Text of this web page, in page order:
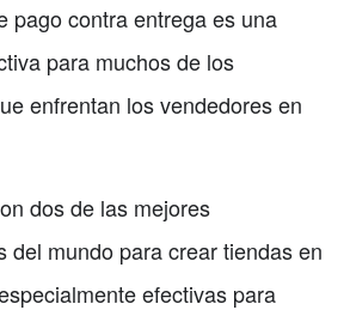
pago contra entrega es una
para muchos de los
enfrentan los vendedores en
dos de las mejores
del mundo para crear tiendas en
efectivas para